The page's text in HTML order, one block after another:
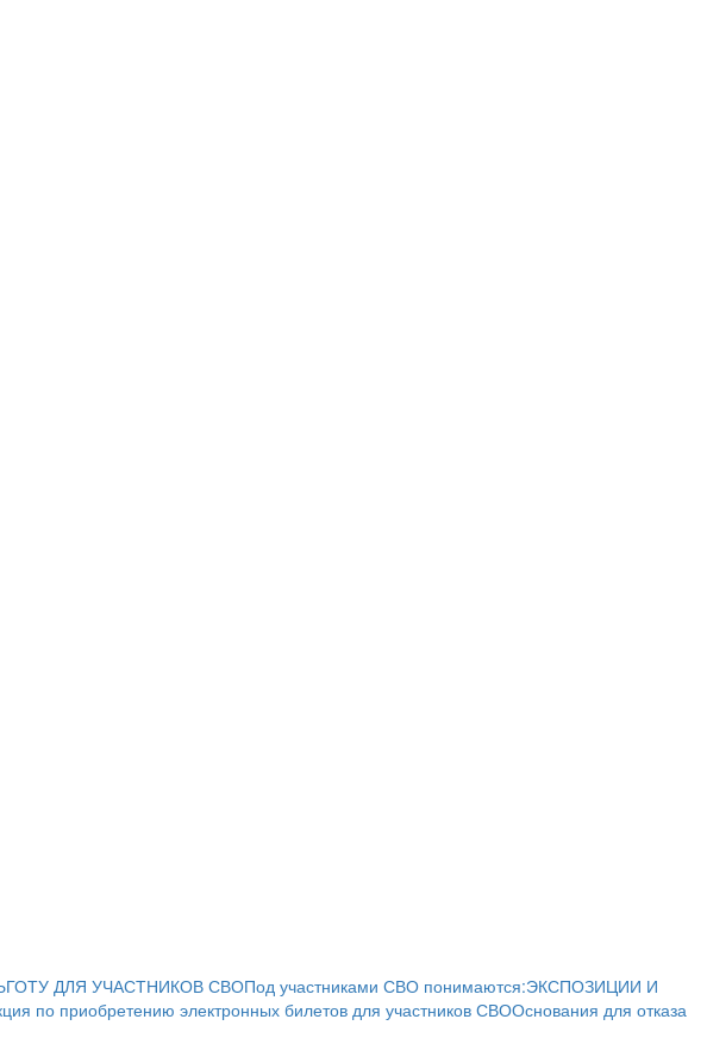
ДЛЯ УЧАСТНИКОВ СВОПод участниками СВО понимаются:ЭКСПОЗИЦИИ И
по приобретению электронных билетов для участников СВООснования для отказа